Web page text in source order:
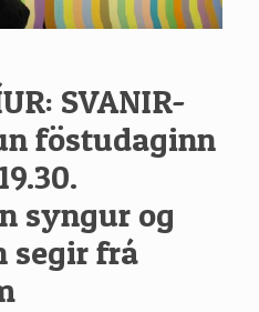
SVANIR-
föstudaginn
syngur og
segir frá